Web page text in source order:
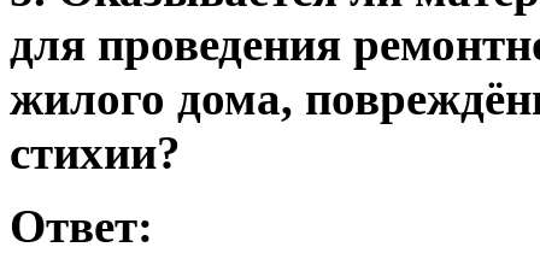
для проведения
жилого дома,
стихии?
Ответ: